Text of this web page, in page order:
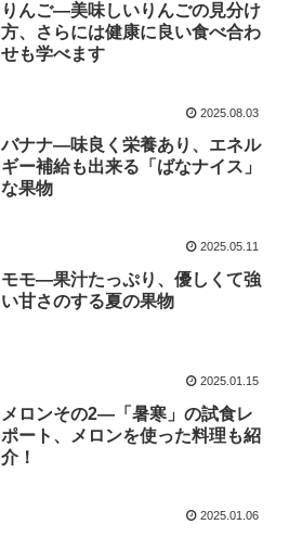
りんご―美味しいりんごの見分け
方、さらには健康に良い食べ合わ
せも学べます
2025.08.03
バナナ―味良く栄養あり、エネル
ギー補給も出来る「ばなナイス」
な果物
2025.05.11
モモ―果汁たっぷり、優しくて強
い甘さのする夏の果物
2025.01.15
メロンその2―「暑寒」の試食レ
ポート、メロンを使った料理も紹
介！
2025.01.06